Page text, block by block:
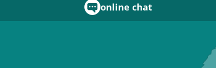
online chat